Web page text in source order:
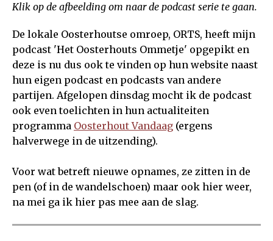
Klik op de afbeelding om naar de podcast serie te gaan.
De lokale Oosterhoutse omroep, ORTS, heeft mijn
podcast 'Het Oosterhouts Ommetje' opgepikt en
deze is nu dus ook te vinden op hun website naast
hun eigen podcast en podcasts van andere
partijen. Afgelopen dinsdag mocht ik de podcast
ook even toelichten in hun actualiteiten
programma Oosterhout Vandaag (ergens
halverwege in de uitzending).
Voor wat betreft nieuwe opnames, ze zitten in de
pen (of in de wandelschoen) maar ook hier weer,
na mei ga ik hier pas mee aan de slag.